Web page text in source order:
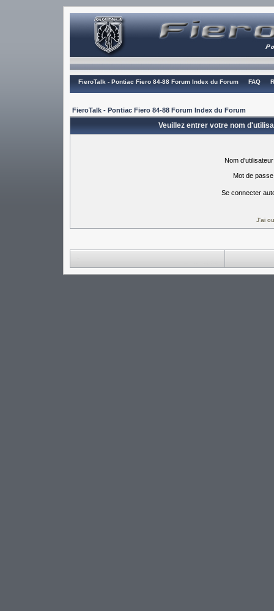
FieroTalk - Pontiac Fiero 84-88 Forum Index du Forum FAQ
FieroTalk - Pontiac Fiero 84-88 Forum Index du Forum
Veuillez entrer votre nom
Nom
Mot de
Se connecter
J'ai